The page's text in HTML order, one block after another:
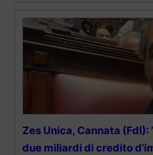
Zes Unica, Cannata
due miliardi di credito